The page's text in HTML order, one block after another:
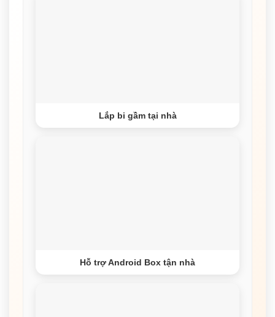
Lắp bi gầm tại nhà
Hỗ trợ Android Box tận nhà